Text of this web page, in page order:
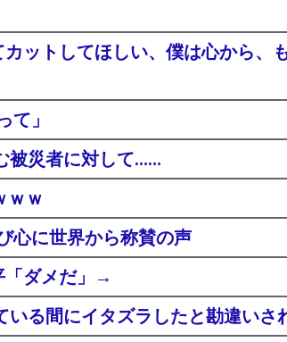
ットしてほしい、僕は心から、
て」
被災者に対して……
ｗｗ
心に世界から称賛の声
「ダメだ」→
る間にイタズラしたと勘違いさ